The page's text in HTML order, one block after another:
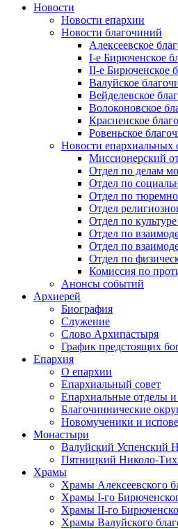
Новости
Новости епархии
Новости благочиний
Алексеевское
I-е Бирюченское
II-е Бирюченское
Валуйское
Вейделевское
Волоконовское
Красненское
Ровеньское
Новости епархиальных
Миссионерский
Отдел по делам
Отдел по
Отдел по
Отдел
Отдел по
Отдел по
Отдел по
Отдел по
Комиссия по
Анонсы событий
Архиерей
Биография
Служение
Слово Архипастыря
График предстоящих
Епархия
О епархии
Епархиальный совет
Епархиальные отделы
Благочиннические
Новомученики и
Монастыри
Валуйский Успенский
Пятницкий Николо-
Храмы
Храмы Алексеевского
Храмы I-го
Храмы II-го
Храмы Валуйского